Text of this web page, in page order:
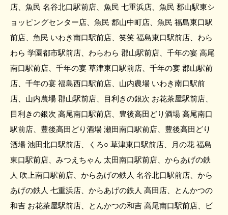
店、魚民 名谷北口駅前店、魚民 七重浜店、魚民 郡山駅東シ
ョッピングセンター店、魚民 郡山中町店、魚民 福島東口駅
前店、魚民 いわき南口駅前店、笑笑 福島東口駅前店、わら
わら 学園都市駅前店、わらわら 郡山駅前店、千年の宴 高尾
南口駅前店、千年の宴 草津東口駅前店、千年の宴 郡山駅前
店、千年の宴 福島西口駅前店、山内農場 いわき南口駅前
店、山内農場 郡山駅前店、目利きの銀次 お花茶屋駅前店、
目利きの銀次 高尾南口駅前店、豊後高田どり酒場 高尾南口
駅前店、豊後高田どり酒場 瀬田南口駅前店、豊後高田どり
酒場 池田北口駅前店、くろ○ 草津東口駅前店、月の花 福島
東口駅前店、みつえちゃん 太田南口駅前店、からあげの鉄
人 吹上南口駅前店、からあげの鉄人 名谷北口駅前店、から
あげの鉄人 七重浜店、からあげの鉄人 高田店、とんかつの
和吉 お花茶屋駅前店、とんかつの和吉 高尾南口駅前店、ビ